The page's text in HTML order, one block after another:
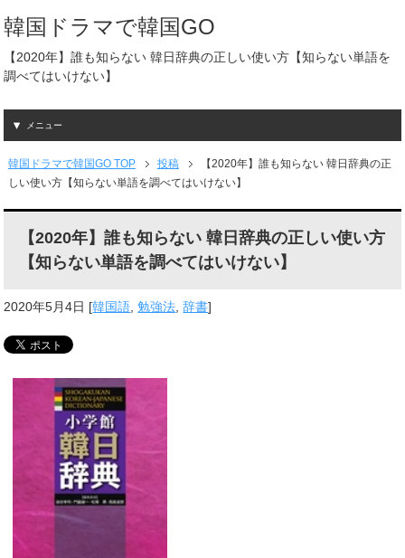
韓国ドラマで韓国GO
【2020年】誰も知らない 韓日辞典の正しい使い方【知らない単語を
調べてはいけない】
メニュー
韓国ドラマで韓国GO TOP 投稿
【2020年】誰も知らない 韓日辞典の正
しい使い方【知らない単語を調べてはいけない】
【2020年】誰も知らない 韓日辞典の正しい使い方
【知らない単語を調べてはいけない】
2020年5月4日 [韓国語,勉強法,辞書]